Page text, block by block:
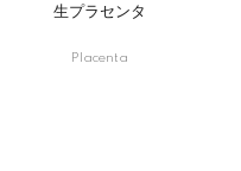
生プラセンタ
Placenta